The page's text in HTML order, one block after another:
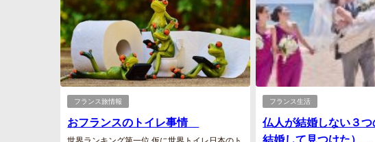
フランス旅情報
おフランスのトイレ事情
フランス生活
仏人が結婚しない３つ
結婚して見つけた）